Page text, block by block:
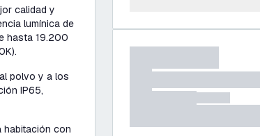
calidad y
lumínica de
hasta 19.200
polvo y a los
IP65,
habitación con